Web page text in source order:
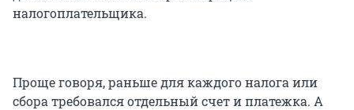
налогоплательщика.
Проще говоря, раньше для каждого налога или
сбора требовался отдельный счет и платежка. А